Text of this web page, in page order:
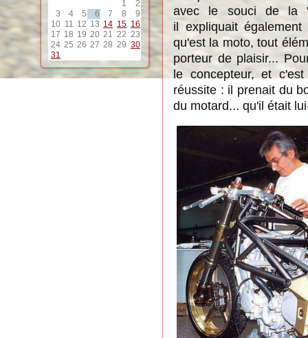
1
2
3
4 5 6 7 8
9
10 11 12 13 14 15 16
17 18 19 20 21 22 23
24 25 26 27 28 29 30
31
avec le souci de la
il
expliquaitégalement
qu'est la moto, tout
porteur de plaisir...
le concepteur, et
réussite : il prenait du
du motard... qu'il était